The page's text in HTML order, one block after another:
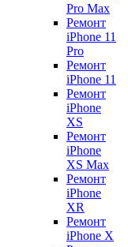
Pro Max
Ремонт
iPhone 11
Pro
Ремонт
iPhone 11
Ремонт
iPhone
XS
Ремонт
iPhone
XS Max
Ремонт
iPhone
XR
Ремонт
iPhone X